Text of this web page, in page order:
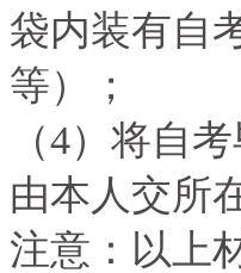
袋内装有自
等）；
（4）将自
由本人交所
注意：以上